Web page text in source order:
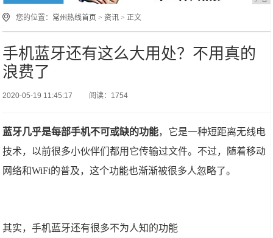
您的位置： 常州热线首页 >资讯 > 正文
手机蓝牙还有这么大用处？不用真的
浪费了
2020-05-19 11:45:17 阅读：1754
蓝牙几乎是每部手机不可或缺的功能，它是一种短距离无线电
技术，以前很多小伙伴们都用它传输过文件。不过，随着移动
网络和WiFi的普及，这个功能也渐渐被很多人忽略了。
其实，手机蓝牙还有很多不为人知的功能